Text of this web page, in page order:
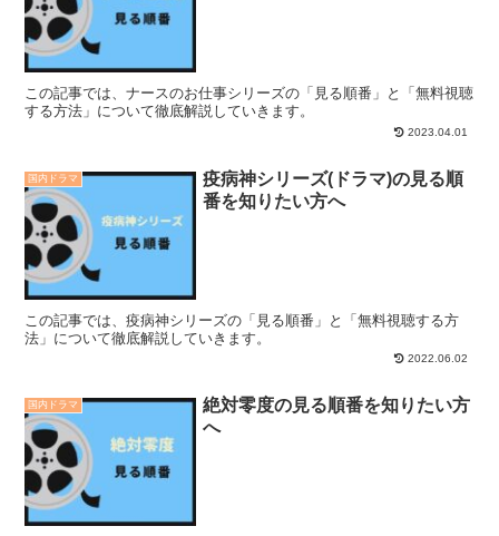
この記事では、ナースのお仕事シリーズの「見る順番」と「無料視聴
する方法」について徹底解説していきます。
2023.04.01
国内ドラマ
疫病神シリーズ(ドラマ)の見る順
番を知りたい方へ
この記事では、疫病神シリーズの「見る順番」と「無料視聴する方
法」について徹底解説していきます。
2022.06.02
国内ドラマ
絶対零度の見る順番を知りたい方
へ